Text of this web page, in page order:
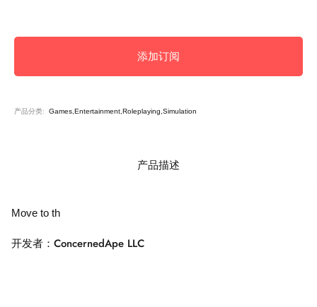
添加订阅
产品分类: Games,Entertainment,Roleplaying,Simulation
产品描述
Move to th
开发者：ConcernedApe LLC